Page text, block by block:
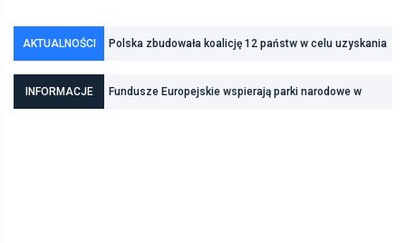
AKTUALNOŚCI
inwestycjom w zielono-niebieską infrastrukturę
energetyczną
INFORMACJE Fundusze Europejskie wspierają parki narodowe w